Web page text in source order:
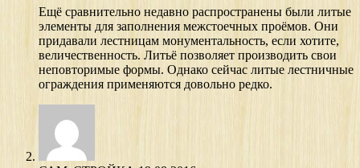
Ещё сравнительно недавно распространены были литые
элементы для заполнения межстоечных проёмов. Они
придавали лестницам монументальность, если хотите,
величественность. Литьё позволяет производить свои
неповторимые формы. Однако сейчас литые лестничные
ограждения применяются довольно редко.